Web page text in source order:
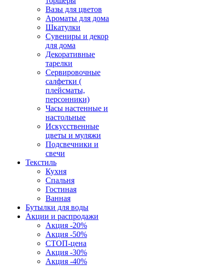
Вазы для цветов
Ароматы для дома
Шкатулки
Сувениры и декор
для дома
Декоративные
тарелки
Сервировочные
салфетки (
плейсматы,
персонники)
Часы настенные и
настольные
Искусственные
цветы и муляжи
Подсвечники и
свечи
Текстиль
Кухня
Спальня
Гостиная
Ванная
Бутылки для воды
Акции и распродажи
Акция -20%
Акция -50%
СТОП-цена
Акция -30%
Акция -40%